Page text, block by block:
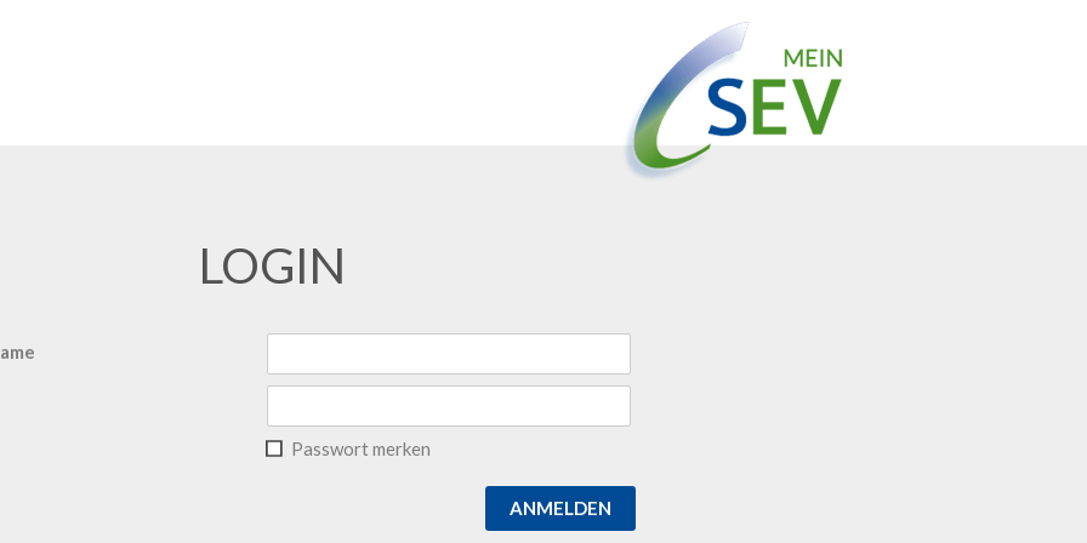
LOGIN
Passwort merken
ANMELDEN